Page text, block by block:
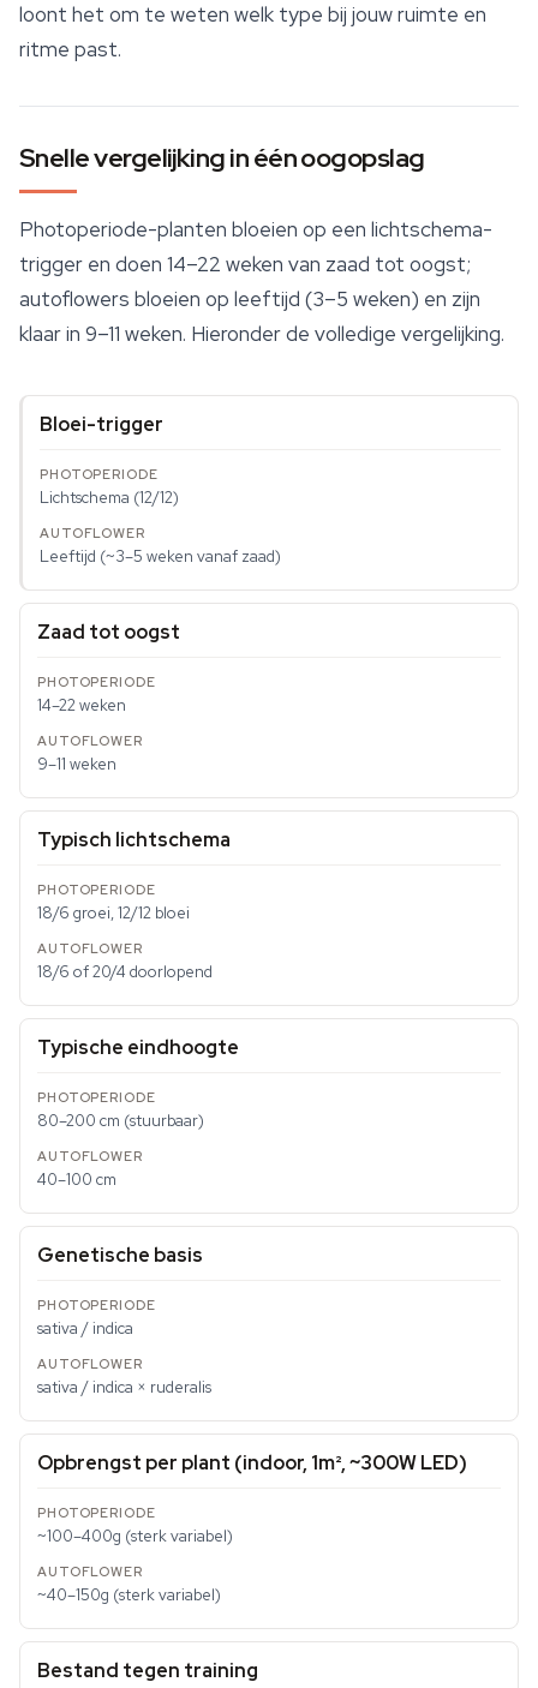
loont het om te weten welk type bij jouw ruimte en
ritme past.
Snelle vergelijking in één oogopslag
Photoperiode-planten bloeien op een lichtschema-
trigger en doen 14–22 weken van zaad tot oogst;
autoflowers bloeien op leeftijd (3–5 weken) en zijn
klaar in 9–11 weken. Hieronder de volledige vergelijking.
Bloei-trigger
Lichtschema (12/12)
Leeftijd (~3–5 weken vanaf zaad)
Zaad tot oogst
14–22 weken
9–11 weken
Typisch lichtschema
18/6 groei, 12/12 bloei
18/6 of 20/4 doorlopend
Typische eindhoogte
80–200 cm (stuurbaar)
40–100 cm
Genetische basis
sativa / indica
sativa / indica × ruderalis
Opbrengst per plant (indoor, 1m², ~300W LED)
~100–400g (sterk variabel)
~40–150g (sterk variabel)
Bestand tegen training